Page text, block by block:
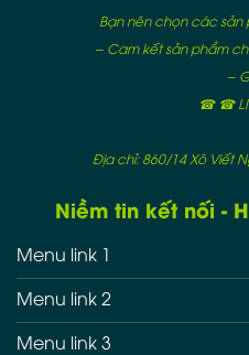
Bạn nên chọn các
– Cam kết sản phẩm
–
☎ ☎
Địa chỉ: 860/14 Xô Viết
Niềm tin kết nối -
Menu link 1
Menu link 2
Menu link 3